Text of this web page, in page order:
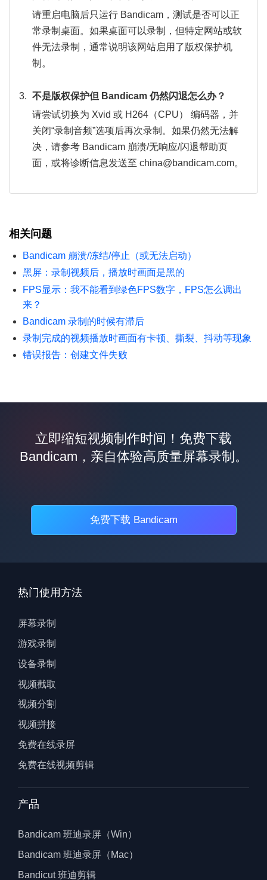
请重启电脑后只运行 Bandicam，测试是否可以正
常录制桌面。如果桌面可以录制，但特定网站或软
件无法录制，通常说明该网站启用了版权保护机
制。
不是版权保护但 Bandicam 仍然闪退怎么办？
请尝试切换为 Xvid 或 H264（CPU） 编码器，并
关闭“录制音频”选项后再次录制。如果仍然无法解
决，请参考 Bandicam 崩溃/无响应/闪退帮助页
面，或将诊断信息发送至 china@bandicam.com。
相关问题
Bandicam 崩溃/冻结/停止（或无法启动）
黑屏：录制视频后，播放时画面是黑的
FPS显示：我不能看到绿色FPS数字，FPS怎么调出
来？
Bandicam 录制的时候有滞后
录制完成的视频播放时画面有卡顿、撕裂、抖动等现象
错误报告：创建文件失败
立即缩短视频制作时间！免费下载
Bandicam，亲自体验高质量屏幕录制。
免费下载 Bandicam
热门使用方法
屏幕录制
游戏录制
设备录制
视频截取
视频分割
视频拼接
免费在线录屏
免费在线视频剪辑
产品
Bandicam 班迪录屏（Win）
Bandicam 班迪录屏（Mac）
Bandicut 班迪剪辑